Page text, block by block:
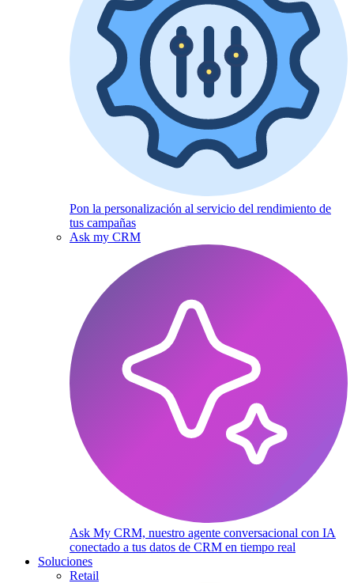
Pon la personalización al servicio del rendimiento de
tus campañas
Ask my CRM
Ask My CRM, nuestro agente conversacional con IA
conectado a tus datos de CRM en tiempo real
Soluciones
Retail